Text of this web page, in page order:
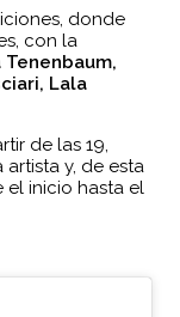
donde
con la
Tenenbaum,
Lala
de las 19,
y, de esta
el inicio hasta el